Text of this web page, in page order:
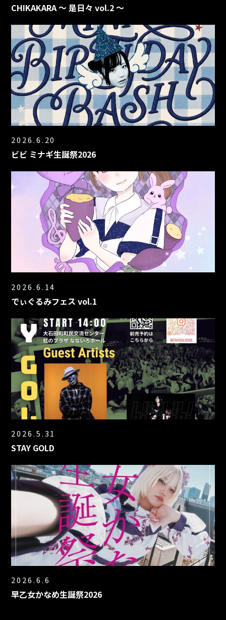
CHIKAKARA 〜 是日々 vol.2 〜
2026.6.20
ビビ ミナギ生誕祭2026
2026.6.14
でぃぐるみフェス vol.1
2026.5.31
STAY GOLD
2026.6.6
早乙女かなめ生誕祭2026